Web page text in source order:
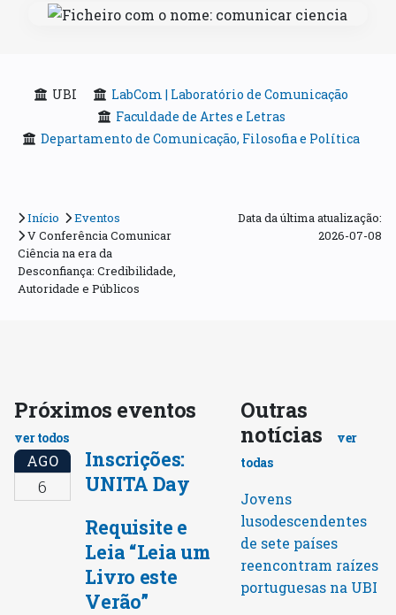
UBI
LabCom | Laboratório de Comunicação
Faculdade de Artes e Letras
Departamento de Comunicação, Filosofia e Política
Início
Eventos
V Conferência Comunicar
Ciência na era da
Desconfiança: Credibilidade,
Autoridade e Públicos
Data da última atualização:
2026-07-08
Próximos eventos
ver todos
AGO
6
Inscrições:
UNITA Day
Requisite e
Leia “Leia um
Livro este
Verão”
Outras
notícias
ver
todas
Jovens
lusodescendentes
de sete países
reencontram raízes
portuguesas na UBI